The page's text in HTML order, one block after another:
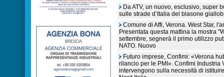
Da ATV, un nuovo, esclusivo, super
sulle strade d’Italia del blasone
Comune di Affi, Verona. West Star,
Presentata questa mattina la mostra
settembre, segnerà il primo utilizzo
NATO. Nuovo
Futuro imprese, Confimi: «Verona
rilancio per le PMI». Confimi Industria
intervengono sulla necessità di